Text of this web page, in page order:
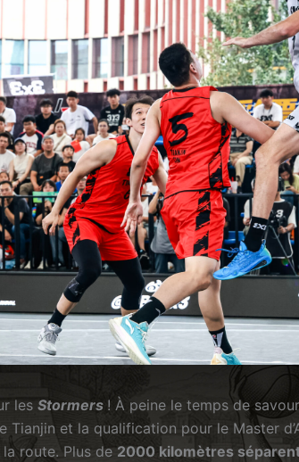
les Stormers ! À peine le temps de
Tianjin et la qualification pour le Master
la route. Plus de2000 kilomètres